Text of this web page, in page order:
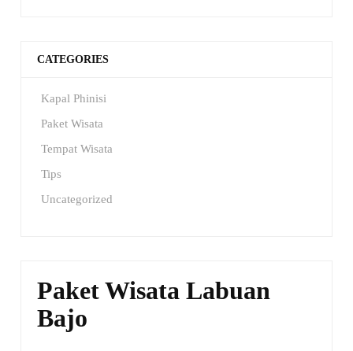
CATEGORIES
Kapal Phinisi
Paket Wisata
Tempat Wisata
Tips
Uncategorized
Paket Wisata Labuan
Bajo